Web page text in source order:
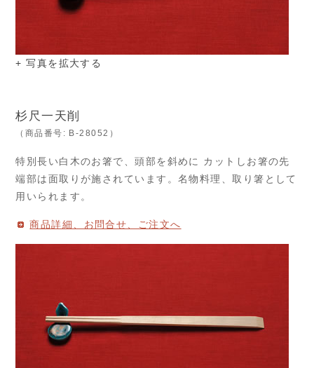
+ 写真を拡大する
杉尺一天削
（商品番号: B-28052）
特別長い白木のお箸で、頭部を斜めに カットしお箸の先
端部は面取りが施されています。名物料理、取り箸として
用いられます。
商品詳細、お問合せ、ご注文へ